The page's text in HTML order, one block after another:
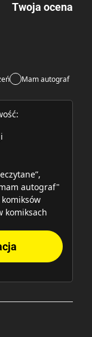
Twoja ocena
Mam autograf
autograf"
komiksach